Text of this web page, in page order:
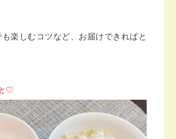
楽しむコツなど、お届けできればと
♡